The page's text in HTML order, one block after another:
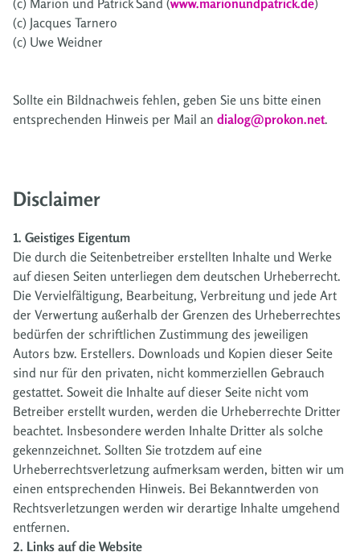
(c) Jacques Tarnero
(c) Uwe Weidner
Sollte ein Bildnachweis fehlen, geben Sie uns bitte einen
entsprechenden Hinweis per Mail an dialog@prokon.net.
Disclaimer
1. Geistiges Eigentum
Die durch die Seitenbetreiber erstellten Inhalte und Werke
auf diesen Seiten unterliegen dem deutschen Urheberrecht.
Die Vervielfältigung, Bearbeitung, Verbreitung und jede Art
der Verwertung außerhalb der Grenzen des Urheberrechtes
bedürfen der schriftlichen Zustimmung des jeweiligen
Autors bzw. Erstellers. Downloads und Kopien dieser Seite
sind nur für den privaten, nicht kommerziellen Gebrauch
gestattet. Soweit die Inhalte auf dieser Seite nicht vom
Betreiber erstellt wurden, werden die Urheberrechte Dritter
beachtet. Insbesondere werden Inhalte Dritter als solche
gekennzeichnet. Sollten Sie trotzdem auf eine
Urheberrechtsverletzung aufmerksam werden, bitten wir um
einen entsprechenden Hinweis. Bei Bekanntwerden von
Rechtsverletzungen werden wir derartige Inhalte umgehend
entfernen.
2. Links auf die Website